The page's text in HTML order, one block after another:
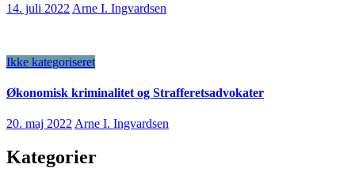
14. juli 2022 Arne I. Ingvardsen
Ikke kategoriseret
Økonomisk kriminalitet og Strafferetsadvokater
20. maj 2022 Arne I. Ingvardsen
Kategorier